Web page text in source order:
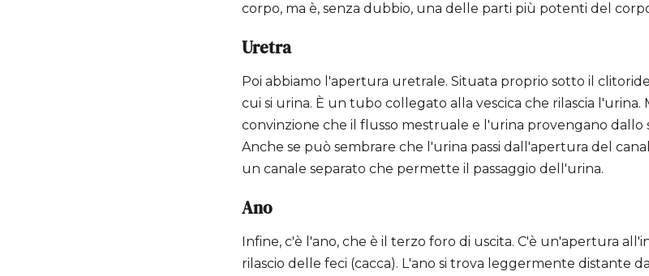
corpo, ma è, senza dubbio, una delle parti più potenti del
Uretra
Poi abbiamo l'apertura uretrale. Situata proprio sotto il
cui si urina. È un tubo collegato alla vescica che rilascia l'urina.
convinzione che il flusso mestruale e l'urina provengano dallo
Anche se può sembrare che l'urina passi dall'apertura del
un canale separato che permette il passaggio dell'urina.
Ano
Infine, c'è l'ano, che è il terzo foro di uscita. C'è un'apertura
rilascio delle feci (cacca). L'ano si trova leggermente distante